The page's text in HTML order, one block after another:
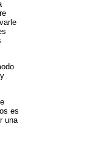
es
una